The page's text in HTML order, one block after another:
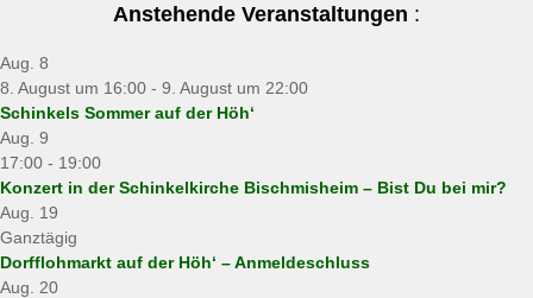
Anstehende Veranstaltungen :
Aug. 8
8. August um 16:00 - 9. August um 22:00
Schinkels Sommer auf der Höh‘
Aug. 9
17:00 - 19:00
Konzert in der Schinkelkirche Bischmisheim – Bist Du bei mir?
Aug. 19
Ganztägig
Dorfflohmarkt auf der Höh‘ – Anmeldeschluss
Aug. 20